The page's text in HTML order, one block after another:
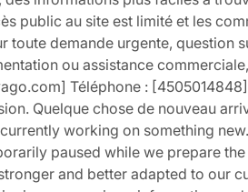
public au site est limité et les
toute demande urgente, question
ou assistance
Téléphone :
Quelque chose de nouveau
working on something
paused while we prepare
and better adapted to our